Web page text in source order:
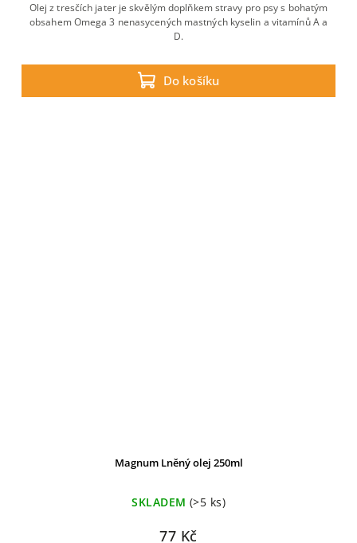
Do košíku
Olej z tresčích jater je skvělým doplňkem stravy pro psy s bohatým
obsahem Omega 3 nenasycených mastných kyselin a vitamínů A a
D.
Magnum Lněný olej 250ml
SKLADEM (>5 ks)
77 Kč